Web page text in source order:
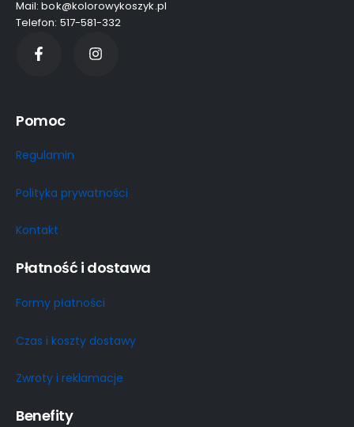
Mail: bok@kolorowykoszyk.pl
Telefon: 517-581-332
Pomoc
Regulamin
Polityka prywatności
Kontakt
Płatność i dostawa
Formy płatności
Czas i koszty dostawy
Zwroty i reklamacje
Benefity